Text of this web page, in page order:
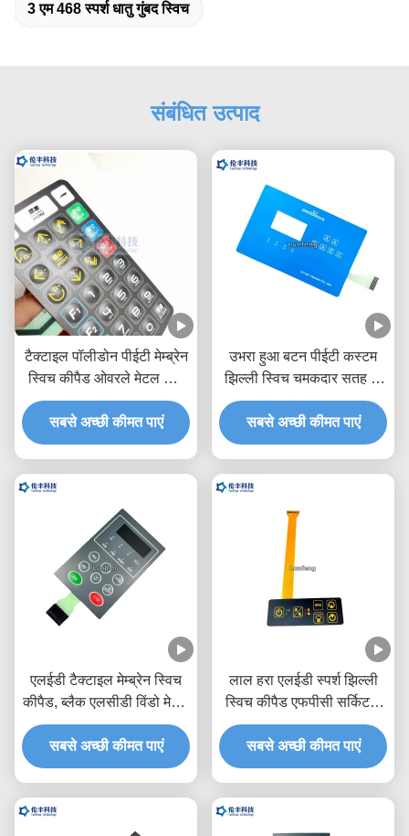
3 एम 468 स्पर्श धातु गुंबद स्विच
संबंधित उत्पाद
टैक्टाइल पॉलीडोन पीईटी मेम्ब्रेन
स्विच कीपैड ओवरले मेटल डोम
मेडिकल उपकरण
सबसे अच्छी कीमत पाएं
उभरा हुआ बटन पीईटी कस्टम
झिल्ली स्विच चमकदार सतह के
साथ
सबसे अच्छी कीमत पाएं
एलईडी टैक्टाइल मेम्ब्रेन स्विच
कीपैड, ब्लैक एलसीडी विंडो मेटल
डोम टैक्टाइल स्विच
सबसे अच्छी कीमत पाएं
लाल हरा एलईडी स्पर्श झिल्ली
स्विच कीपैड एफपीसी सर्किट 3
एम चिपकने वाला
सबसे अच्छी कीमत पाएं